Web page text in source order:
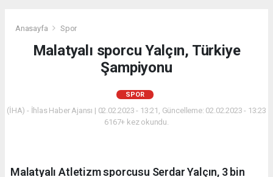
Anasayfa Spor
Malatyalı sporcu Yalçın, Türkiye
Şampiyonu
SPOR
(İHA) - İhlas Haber Ajansı | 02.02.2023 - 13:21, Güncelleme: 02.02.2023 - 13:23
6167+ kez okundu.
Malatyalı Atletizm sporcusu Serdar Yalçın, 3 bin